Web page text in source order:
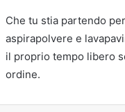
Che tu stia partendo
aspirapolvere e
il proprio tempo libero
ordine.